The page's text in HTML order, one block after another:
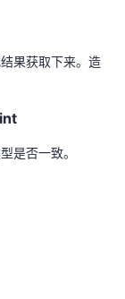
果获取下来。造
是否一致。